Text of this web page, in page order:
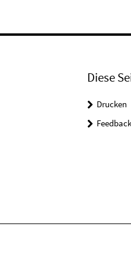
Diese
Drucken
Feedback